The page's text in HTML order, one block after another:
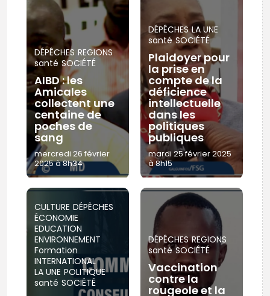
DÉPÊCHES REGIONS
santé SOCIÉTÉ
AIBD : les
Amicales
collectent une
centaine de
poches de
sang
mercredi 26 février
2025 à 8h34
DÉPÊCHES LA UNE
santé SOCIÉTÉ
Plaidoyer pour
la prise en
compte de la
déficience
intellectuelle
dans les
politiques
publiques
mardi 25 février 2025
à 8h15
CULTURE DÉPÊCHES
ÉCONOMIE
EDUCATION
ENVIRONNEMENT
Formation
INTERNATIONAL
LA UNE POLITIQUE
santé SOCIÉTÉ
DÉPÊCHES REGIONS
santé SOCIÉTÉ
Vaccination
contre la
rougeole et la